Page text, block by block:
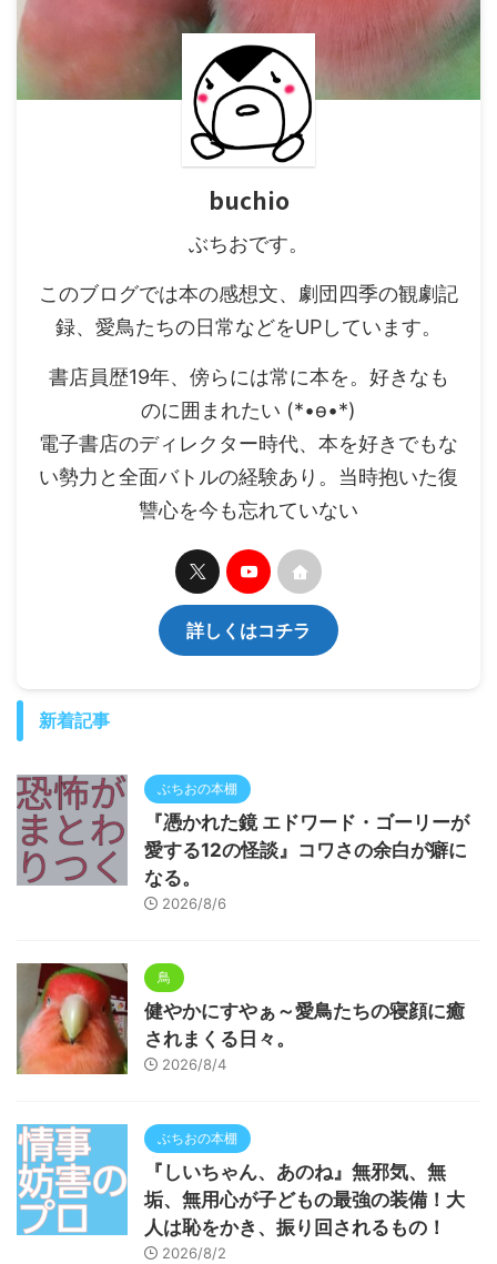
buchio
ぶちおです。
このブログでは本の感想文、劇団四季の観劇記
録、愛鳥たちの日常などをUPしています。
書店員歴19年、傍らには常に本を。好きなも
のに囲まれたい (*•ө•*)
電子書店のディレクター時代、本を好きでもな
い勢力と全面バトルの経験あり。当時抱いた復
讐心を今も忘れていない
詳しくはコチラ
新着記事
ぶちおの本棚
『憑かれた鏡 エドワード・ゴーリーが
愛する12の怪談』コワさの余白が癖に
なる。
2026/8/6
鳥
健やかにすやぁ～愛鳥たちの寝顔に癒
されまくる日々。
2026/8/4
ぶちおの本棚
『しいちゃん、あのね』無邪気、無
垢、無用心が子どもの最強の装備！大
人は恥をかき、振り回されるもの！
2026/8/2